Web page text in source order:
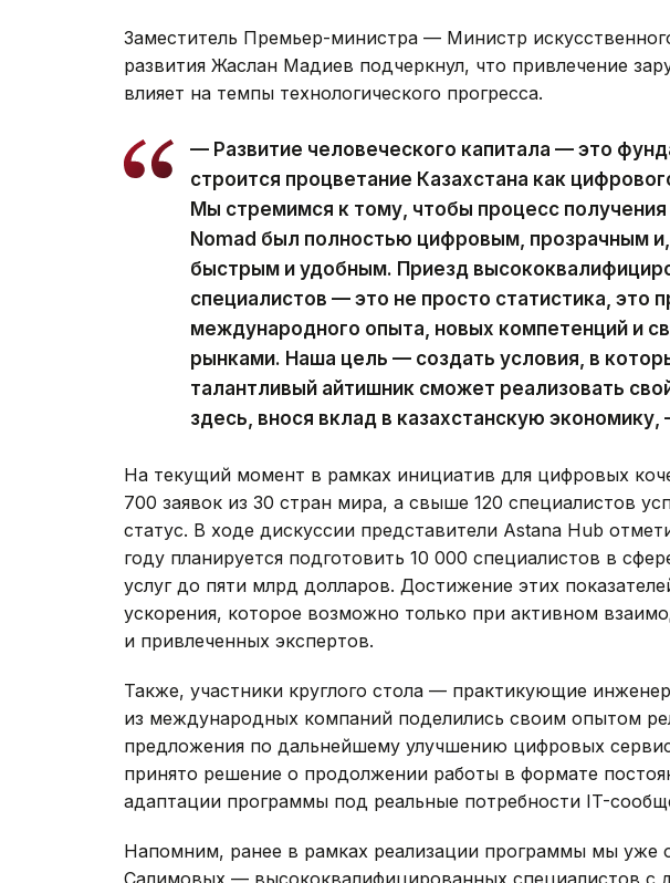
Заместитель Премьер-министра — Министр
развития Жаслан Мадиев подчеркнул, что привлечение
влияет на темпы технологического прогресса.
— Развитие человеческого капитала — это
строится процветание Казахстана как
Мы стремимся к тому, чтобы процесс получения
Nomad был полностью цифровым, прозрачным и,
быстрым и удобным. Приезд
специалистов — это не просто статистика, это
международного опыта, новых компетенций и
рынками. Наша цель — создать условия, в
талантливый айтишник сможет реализовать
здесь, внося вклад в казахстанскую
На текущий момент в рамках инициатив для цифровых
700 заявок из 30 стран мира, а свыше 120 специалистов
статус. В ходе дискуссии представители Astana Hub
году планируется подготовить 10 000 специалистов в
услуг до пяти млрд долларов. Достижение этих
ускорения, которое возможно только при активном
и привлеченных экспертов.
Также, участники круглого стола — практикующие
из международных компаний поделились своим опытом
предложения по дальнейшему улучшению цифровых
принято решение о продолжении работы в формате
адаптации программы под реальные потребности IT-
Напомним, ранее в рамках реализации программы мы уже
Салимовых — высококвалифицированных специалистов с